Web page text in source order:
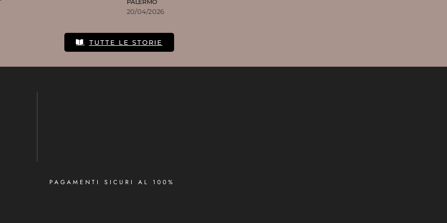
PALERMO
20/04/2026
TUTTE LE STORIE
PAGAMENTI SICURI AL 100%